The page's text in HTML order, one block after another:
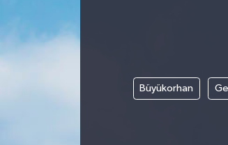
Büyükorhan